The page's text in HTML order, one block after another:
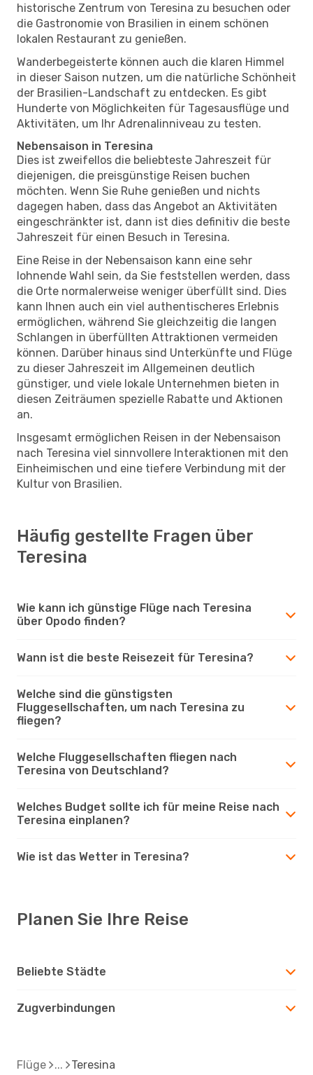
historische Zentrum von Teresina zu besuchen oder
die Gastronomie von Brasilien in einem schönen
lokalen Restaurant zu genießen.
Wanderbegeisterte können auch die klaren Himmel
in dieser Saison nutzen, um die natürliche Schönheit
der Brasilien-Landschaft zu entdecken. Es gibt
Hunderte von Möglichkeiten für Tagesausflüge und
Aktivitäten, um Ihr Adrenalinniveau zu testen.
Nebensaison in Teresina
Dies ist zweifellos die beliebteste Jahreszeit für
diejenigen, die preisgünstige Reisen buchen
möchten. Wenn Sie Ruhe genießen und nichts
dagegen haben, dass das Angebot an Aktivitäten
eingeschränkter ist, dann ist dies definitiv die beste
Jahreszeit für einen Besuch in Teresina.
Eine Reise in der Nebensaison kann eine sehr
lohnende Wahl sein, da Sie feststellen werden, dass
die Orte normalerweise weniger überfüllt sind. Dies
kann Ihnen auch ein viel authentischeres Erlebnis
ermöglichen, während Sie gleichzeitig die langen
Schlangen in überfüllten Attraktionen vermeiden
können. Darüber hinaus sind Unterkünfte und Flüge
zu dieser Jahreszeit im Allgemeinen deutlich
günstiger, und viele lokale Unternehmen bieten in
diesen Zeiträumen spezielle Rabatte und Aktionen
an.
Insgesamt ermöglichen Reisen in der Nebensaison
nach Teresina viel sinnvollere Interaktionen mit den
Einheimischen und eine tiefere Verbindung mit der
Kultur von Brasilien.
Häufig gestellte Fragen über
Teresina
Wie kann ich günstige Flüge nach Teresina
über Opodo finden?
Wann ist die beste Reisezeit für Teresina?
Welche sind die günstigsten
Fluggesellschaften, um nach Teresina zu
fliegen?
Welche Fluggesellschaften fliegen nach
Teresina von Deutschland?
Welches Budget sollte ich für meine Reise nach
Teresina einplanen?
Wie ist das Wetter in Teresina?
Planen Sie Ihre Reise
Beliebte Städte
Zugverbindungen
Flüge Teresina